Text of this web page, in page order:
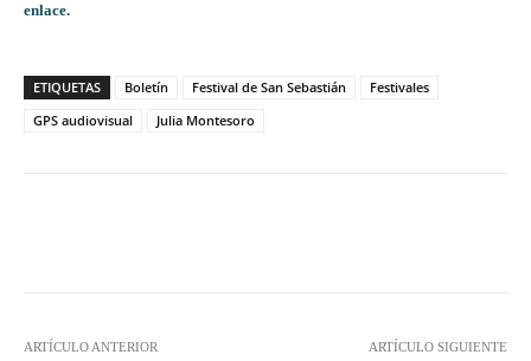
enlace.
ETIQUETAS Boletín Festival de San Sebastián
Festivales
GPS audiovisual
Julia Montesoro
ARTÍCULO ANTERIOR ARTÍCULO SIGUIENTE